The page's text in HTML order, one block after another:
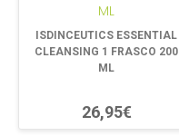
ISDINCEUTICS ESSENTIAL
CLEANSING 1 FRASCO 200
ML
26,95€